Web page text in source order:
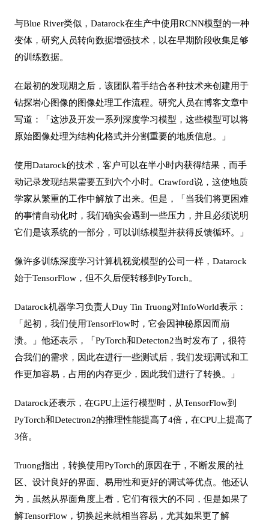
与Blue River类似，Datarock在生产中使用RCNN模型的一种
变体，研究人员转向数据增强技术，以在早期阶段收集足够
的训练数据。
在最初的发现期之后，该团队着手结合各种技术来创建用于
钻探岩心图像的图像处理工作流程。研究人员在博客文章中
写道：
「 这涉及开发一系列深度学习模型，这些模型可以将
原始图像处理为结构化格式并分割重要的地质信息。
」
使用Datarock的技术，客户可以在半小时内获得结果，而手
动记录发现结果需要五到六个小时。Crawford说，这使地质
学家从繁重的工作中解放了出来。但是，「当我们将更困难
的事情自动化时，我们确实会遇到一些压力，并且必须说明
它们是该系统的一部分，可以训练模型并获得反馈循环。」
像许多训练深度学习计算机视觉模型的公司一样，Datarock
始于TensorFlow，但不久后便转移到PyTorch。
Datarock机器学习负责人Duy Tin Truong对InfoWorld表示：
「起初，我们使用TensorFlow时，它会因神秘原因而崩
溃。」他还表示，「PyTorch和Detecton2当时发布了，很符
合我们的需求，因此在进行一些测试后，我们发现调试和工
作更加容易，占用的内存更少，因此我们进行了转换。」
Datarock还表示，在GPU上运行模型时，从TensorFlow到
PyTorch和Detectron2的推理性能提高了4倍，在CPU上提高了
3倍。
Truong指出，转换使用PyTorch的原因在于，不断发展的社
区、设计良好的界面、易用性和更好的调试等优点。他还认
为，虽然从界面角度上看，它们有很大的不同，但是如果了
解TensorFlow，切换起来就相当容易，尤其如果更了解